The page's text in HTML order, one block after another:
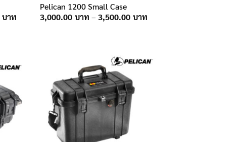
Price
Pelican 1200 Small Case
3,000.00
– 3,500.00 Price